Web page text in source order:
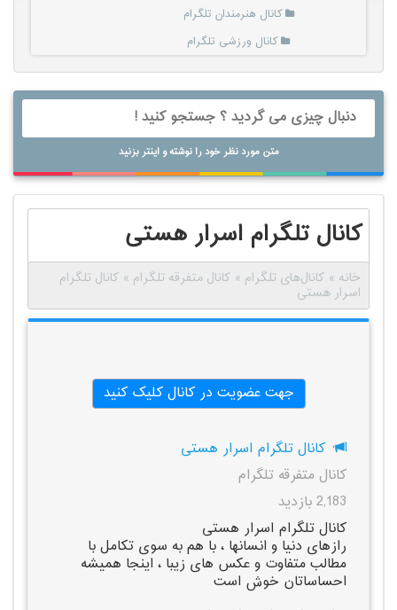
کانال هنرمندان تلگرام
کانال ورزشی تلگرام
متن مورد نظر خود را نوشته و اینتر بزنید
کانال تلگرام اسرار هستی
خانه » کانال‌های تلگرام » کانال متفرقه تلگرام » کانال تلگرام
اسرار هستی
جهت عضویت در کانال کلیک کنید
کانال تلگرام اسرار هستی
کانال متفرقه تلگرام
2,183 بازدید
کانال تلگرام اسرار هستی
رازهای دنیا و انسانها ، با هم به سوی تکامل با
مطالب متفاوت و عکس های زیبا ، اینجا همیشه
احساساتان خوش است